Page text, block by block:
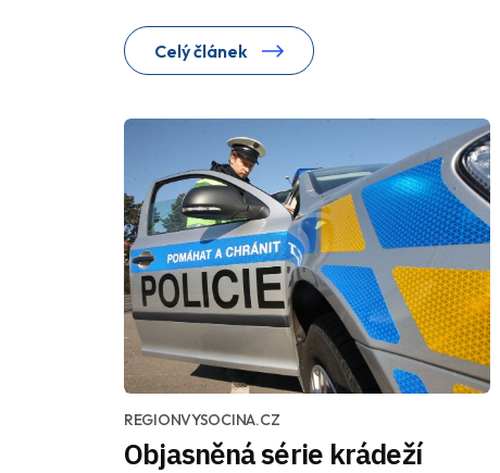
Celý článek
REGIONVYSOCINA.CZ
Objasněná série krádeží